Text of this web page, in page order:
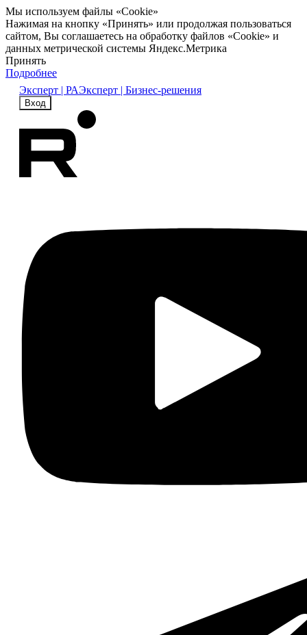
Мы используем файлы «Cookie»
Нажимая на кнопку «Принять» или продолжая пользоваться
сайтом, Вы соглашаетесь на обработку файлов «Cookie» и
данных метрической системы Яндекс.Метрика
Принять
Подробнее
Эксперт | РАЭксперт | Бизнес-решения
Вход